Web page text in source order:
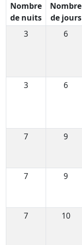
Nombre
de nuits
Nombre
de jours
3
6
3
6
7
9
7
9
7
10